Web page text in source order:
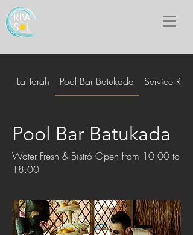
La Torah Pool Bar Batukada Service Room
Pool Bar Batukada
Water Fresh & Bistrò Open from 10:00 to
18:00